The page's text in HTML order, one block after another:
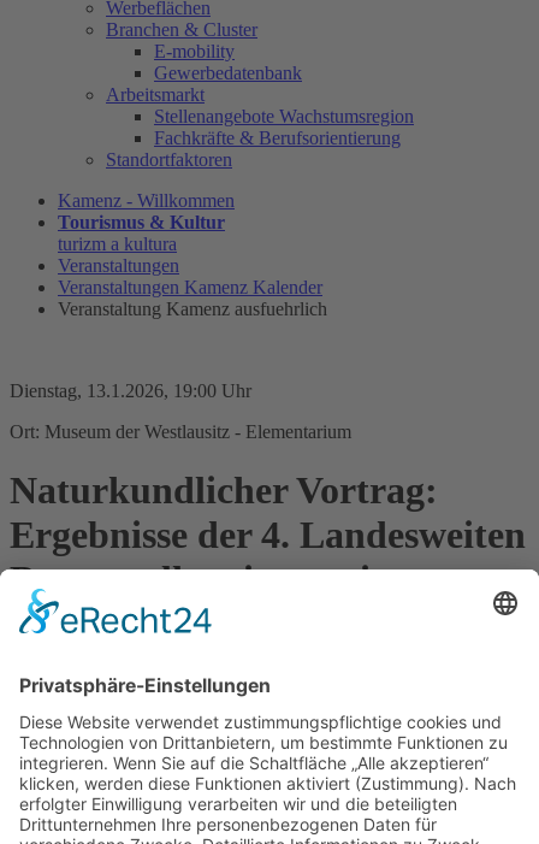
Werbeflächen
Branchen & Cluster
E-mobility
Gewerbedatenbank
Arbeitsmarkt
Stellenangebote Wachstumsregion
Fachkräfte & Berufsorientierung
Standortfaktoren
Kamenz - Willkommen
Tourismus & Kultur
turizm a kultura
Veranstaltungen
Veranstaltungen Kamenz Kalender
Veranstaltung Kamenz ausfuehrlich
Dienstag, 13.1.2026, 19:00 Uhr
Ort: Museum der Westlausitz - Elementarium
Naturkundlicher Vortrag:
Ergebnisse der 4. Landesweiten
Brutvogelkartierung in
Sachsen
Im Zeitraum von 2022 bis 2024 wurde mit Hilfe vieler engagierter
anwesenden Vogelarten ermittelt. Der Vortrag wird sich mit ersten
Trends und Bestandsentwicklungen im Vergleich zu den früheren
Kartierungen beschäftigen. Sachsen hat aktuell 177 regelmäßige
Brutvogelarten, zuzüglich 16 Arten als Brutgäste oder mit
Anwesenheit zur Brutzeit sowie 6 Arten als wahrscheinliche
Gefangenschaftsflüchtlinge.